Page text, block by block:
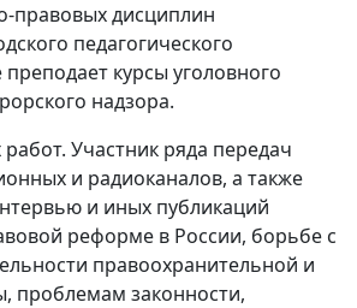
правовых дисциплин
педагогического
преподает курсы уголовного
надзора.
Участник ряда передач
и радиоканалов, а также
и иных публикаций
реформе в России, борьбе с
правоохранительной и
проблемам законности,